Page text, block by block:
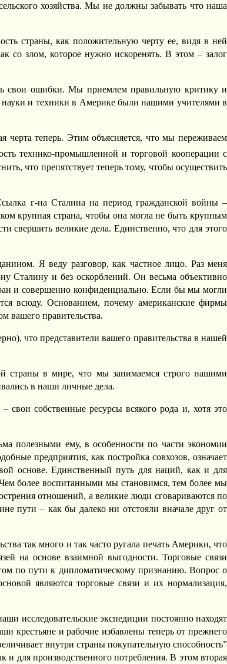
хозяйства. Мы не должны забывать что наша
страны, как положительную черту ее, видя в ней
со злом, которое нужно искоренять. В этом – залог
свои ошибки. Мы приемлем правильную критику и
и техники в Америке были нашими учителями в
теперь. Этим объясняется, что мы переживаем
технико-промышленной и торговой кооперации с
что препятствует теперь тому, чтобы осуществить
г-на Сталина на период гражданской войны –
крупная страна, чтобы она могла не быть крупным
свершить великие дела. Единственно, что для этого
Я веду разговор, как частное лицо. Раз меня
Сталину и без оскорблений. Он весьма объективно
и совершенно конфиденциально. Если бы мы могли
всюду. Основанием, почему американские фирмы
вашего правительства.
что представители вашего правительства в нашей
страны в мире, что мы занимаемся строго нашими
в наши личные дела.
свои собственные ресурсы всякого рода и, хотя это
полезными ему, в особенности по части экономии
предприятия, как постройка совхозов, означает
основе. Единственный путь для наций, как и для
более воспитанными мы становимся, тем более мы
отношений, а великие люди сговариваются по
пути – как бы далеко ни отстояли вначале друг от
так много и так часто ругала печать Америки, что
на основе взаимной выгодности. Торговые связи
по пути к дипломатическому признанию. Вопрос о
являются торговые связи и их нормализация,
исследовательские экспедиции постоянно находят
крестьяне и рабочие избавлены теперь от прежнего
внутри страны покупательную способность”
и для производственного потребления. В этом вторая